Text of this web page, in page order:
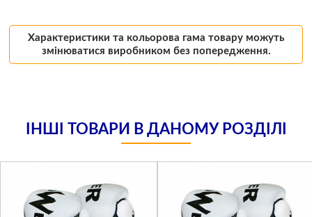
Характеристики та кольорова гама товару можуть
змінюватися виробником без попередження.
ІНШІ ТОВАРИ В ДАНОМУ РОЗДІЛІ